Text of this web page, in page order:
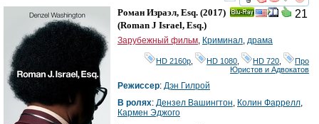
смотреть
21
Роман Израэл, Esq. (2017)
(Roman J Israel, Esq.)
Зарубежный фильм, Криминал, драма
HD 2160р HD 1080 HD 720
Про
Юристов и Адвокатов
Режиссер: Дэн Гилрой
В ролях: Дензел Вашингтон, Колин Фаррелл,
Кармен Эджого